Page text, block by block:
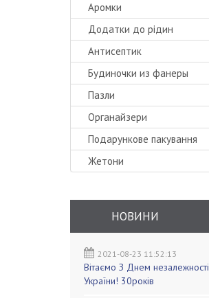
Аромки
Додатки до рідин
Антисептик
Будиночки из фанеры
Пазли
Органайзери
Подарункове пакування
Жетони
НОВИНИ
2021-08-23 11:52:13
Вітаємо З Днем незалежності
України! 30років